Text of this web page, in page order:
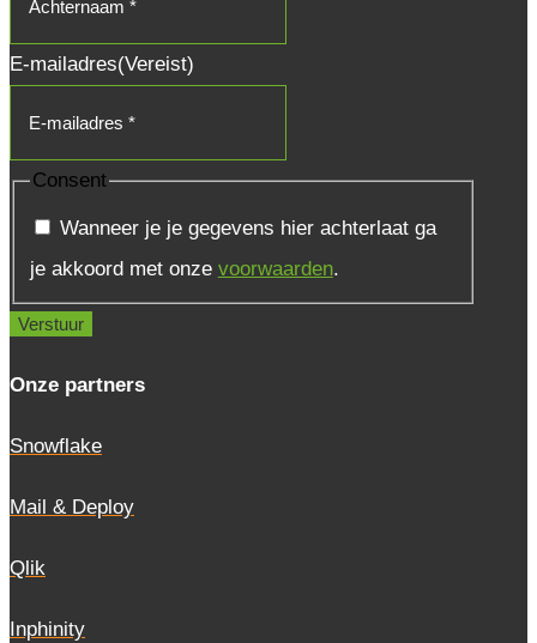
E-mailadres(Vereist)
Consent
Wanneer je je gegevens hier achterlaat ga
je akkoord met onze voorwaarden.
Onze partners
Snowflake
Mail & Deploy
Qlik
Inphinity